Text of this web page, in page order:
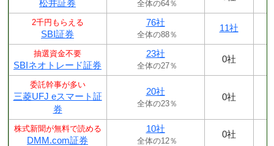
松井証券 全体の64％
2千円もらえる
SBI証券
76社
全体の88％
11社
抽選資金不要
SBIネオトレード証券
23社
全体の27％
0社
委託幹事が多い
三菱UFJ eスマート証
券
20社
全体の23％
0社
株式新聞が無料で読める
DMM.com証券
10社
全体の12％
0社